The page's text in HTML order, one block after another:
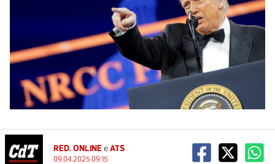
RED. ONLINEeATS
09.04.2025 09:15